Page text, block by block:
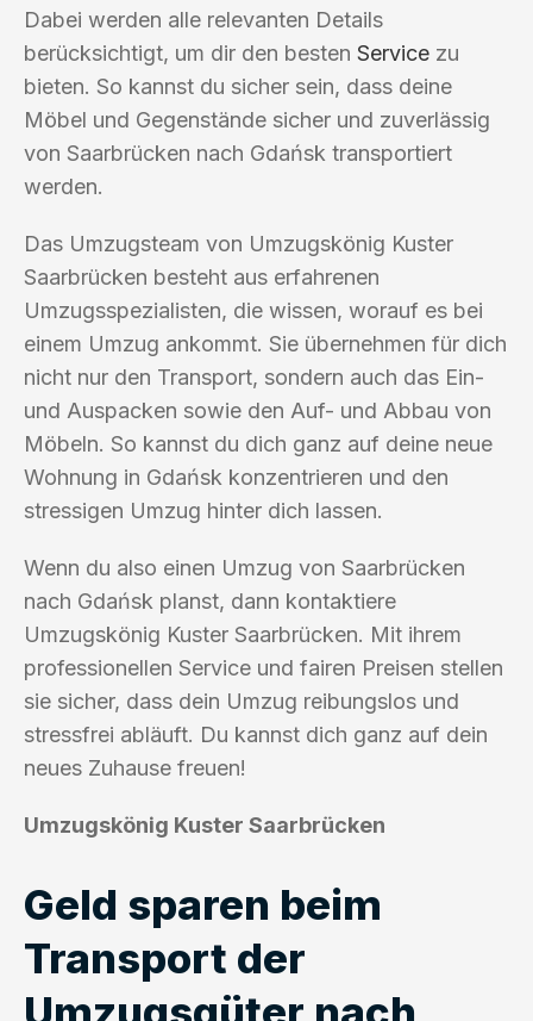
Dabei werden alle relevanten Details
berücksichtigt, um dir den besten Service zu
bieten. So kannst du sicher sein, dass deine
Möbel und Gegenstände sicher und zuverlässig
von Saarbrücken nach Gdańsk transportiert
werden.
Das Umzugsteam von Umzugskönig Kuster
Saarbrücken besteht aus erfahrenen
Umzugsspezialisten, die wissen, worauf es bei
einem Umzug ankommt. Sie übernehmen für dich
nicht nur den Transport, sondern auch das Ein-
und Auspacken sowie den Auf- und Abbau von
Möbeln. So kannst du dich ganz auf deine neue
Wohnung in Gdańsk konzentrieren und den
stressigen Umzug hinter dich lassen.
Wenn du also einen Umzug von Saarbrücken
nach Gdańsk planst, dann kontaktiere
Umzugskönig Kuster Saarbrücken. Mit ihrem
professionellen Service und fairen Preisen stellen
sie sicher, dass dein Umzug reibungslos und
stressfrei abläuft. Du kannst dich ganz auf dein
neues Zuhause freuen!
Umzugskönig Kuster Saarbrücken
Geld sparen beim
Transport der